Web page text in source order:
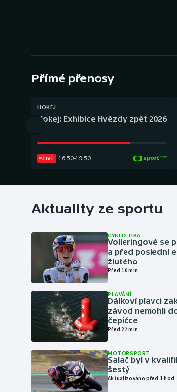
Přímé přenosy
HOKEJ
Hokej: Exhibice Hvězdy zpět 2026
ŽIVĚ 16:50-19:50
Aktuality ze sportu
CYKLISTIKA
Volleringové se
a před poslední
žlutého
Před 10 min
PLAVÁNÍ
Dálkoví plavci
závod nemohli
čepičce
Před 22 min
MOTORSPORT
Salač byl v
šestý
Aktualizováno před 1 hod